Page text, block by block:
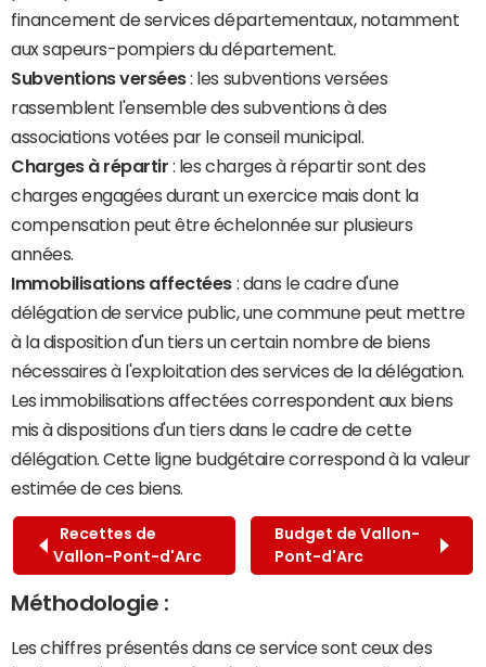
financement de services départementaux, notamment
aux sapeurs-pompiers du département.
Subventions versées: les subventions versées
rassemblent l'ensemble des subventions à des
associations votées par le conseil municipal.
Charges à répartir : les charges à répartir sont des
charges engagées durant un exercice mais dont la
compensation peut être échelonnée sur plusieurs
années.
Immobilisations affectées : dans le cadre d'une
délégation de service public, une commune peut mettre
à la disposition d'un tiers un certain nombre de biens
nécessaires à l'exploitation des services de la délégation.
Les immobilisations affectées correspondent aux biens
mis à dispositions d'un tiers dans le cadre de cette
délégation. Cette ligne budgétaire correspond à la valeur
estimée de ces biens.
Recettes de
Vallon-Pont-d'Arc
Budget de Vallon-
Pont-d'Arc
Méthodologie :
Les chiffres présentés dans ce service sont ceux des